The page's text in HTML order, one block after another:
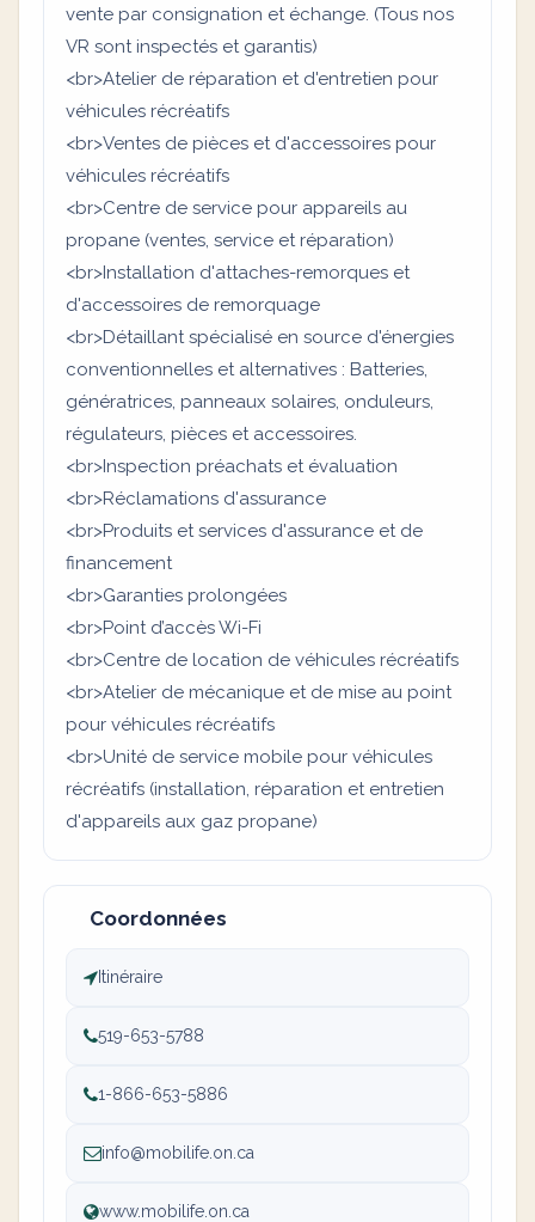
vente par consignation et échange. (Tous nos
VR sont inspectés et garantis)
<br>Atelier de réparation et d'entretien pour
véhicules récréatifs
<br>Ventes de pièces et d'accessoires pour
véhicules récréatifs
<br>Centre de service pour appareils au
propane (ventes, service et réparation)
<br>Installation d'attaches-remorques et
d'accessoires de remorquage
<br>Détaillant spécialisé en source d'énergies
conventionnelles et alternatives : Batteries,
génératrices, panneaux solaires, onduleurs,
régulateurs, pièces et accessoires.
<br>Inspection préachats et évaluation
<br>Réclamations d'assurance
<br>Produits et services d'assurance et de
financement
<br>Garanties prolongées
<br>Point d’accès Wi-Fi
<br>Centre de location de véhicules récréatifs
<br>Atelier de mécanique et de mise au point
pour véhicules récréatifs
<br>Unité de service mobile pour véhicules
récréatifs (installation, réparation et entretien
d'appareils aux gaz propane)
Coordonnées
Itinéraire
519-653-5788
1-866-653-5886
info@mobilife.on.ca
www.mobilife.on.ca